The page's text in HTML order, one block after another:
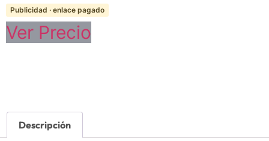
Publicidad · enlace pagado
Ver Precio
Descripción